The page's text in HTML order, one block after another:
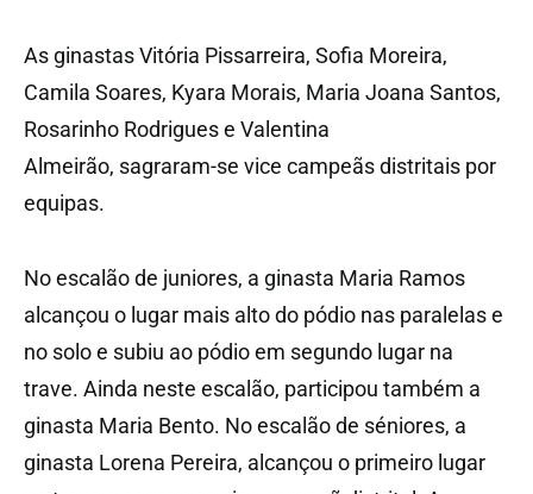
As ginastas Vitória Pissarreira, Sofia Moreira,
Camila Soares, Kyara Morais, Maria Joana Santos,
Rosarinho Rodrigues e Valentina
Almeirão, sagraram-se vice campeãs distritais por
equipas.
No escalão de juniores, a ginasta Maria Ramos
alcançou o lugar mais alto do pódio nas paralelas e
no solo e subiu ao pódio em segundo lugar na
trave. Ainda neste escalão, participou também a
ginasta Maria Bento. No escalão de séniores, a
ginasta Lorena Pereira, alcançou o primeiro lugar